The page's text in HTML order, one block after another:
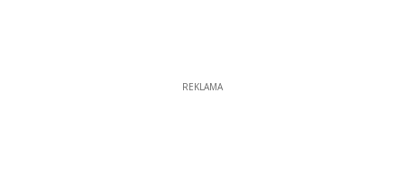
REKLAMA